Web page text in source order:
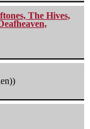
The Hives,